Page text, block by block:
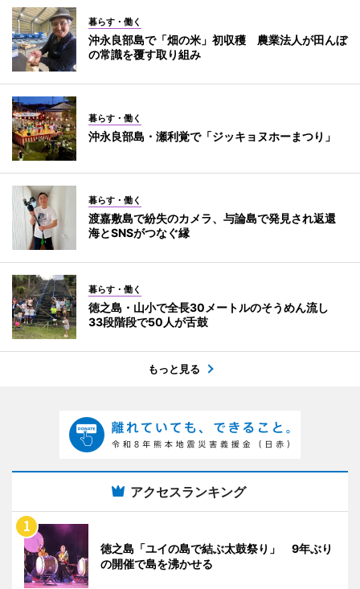
暮らす・働く
沖永良部島で「畑の米」初収穫 農業法人が田んぼ
の常識を覆す取り組み
暮らす・働く
沖永良部島・瀬利覚で「ジッキョヌホーまつり」
暮らす・働く
渡嘉敷島で紛失のカメラ、与論島で発見され返還
海とSNSがつなぐ縁
暮らす・働く
徳之島・山小で全長30メートルのそうめん流し
33段階段で50人が舌鼓
もっと見る
アクセスランキング
徳之島「ユイの島で結ぶ太鼓祭り」 9年ぶり
の開催で島を沸かせる